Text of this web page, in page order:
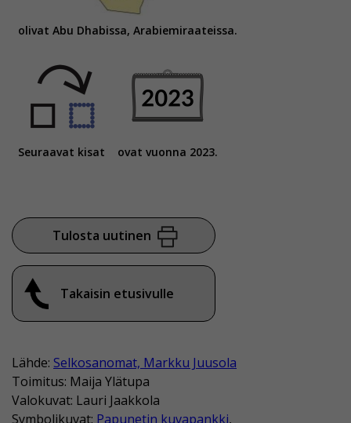
olivat Abu Dhabissa, Arabiemiraateissa.
Seuraavat kisat ovat vuonna 2023.
Tulosta uutinen
Takaisin etusivulle
Lähde: Selkosanomat, Markku Juusola
Toimitus: Maija Ylätupa
Valokuvat: Lauri Jaakkola
Symbolikuvat: Papunetin kuvapankki,